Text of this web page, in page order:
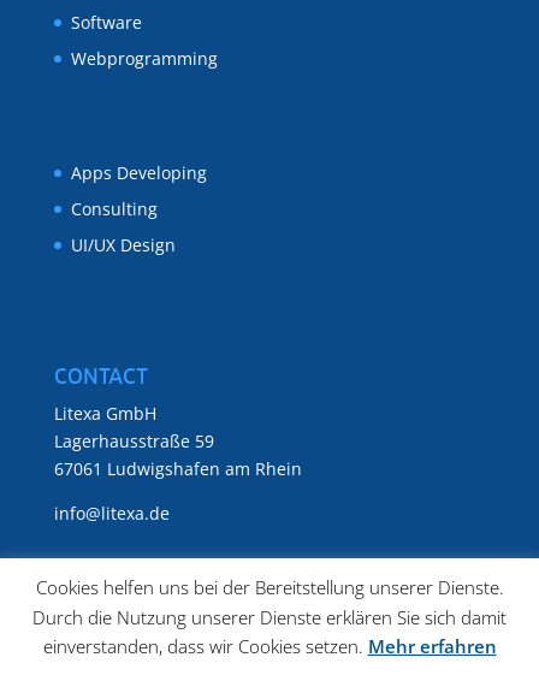
Software
Webprogramming
Apps Developing
Consulting
UI/UX Design
CONTACT
Litexa GmbH
Lagerhausstraße 59
67061 Ludwigshafen am Rhein
info@litexa.de
Datenschutz Impressum
Karriere
Cookies helfen uns bei der Bereitstellung unserer Dienste.
Durch die Nutzung unserer Dienste erklären Sie sich damit
einverstanden, dass wir Cookies setzen. Mehr erfahren